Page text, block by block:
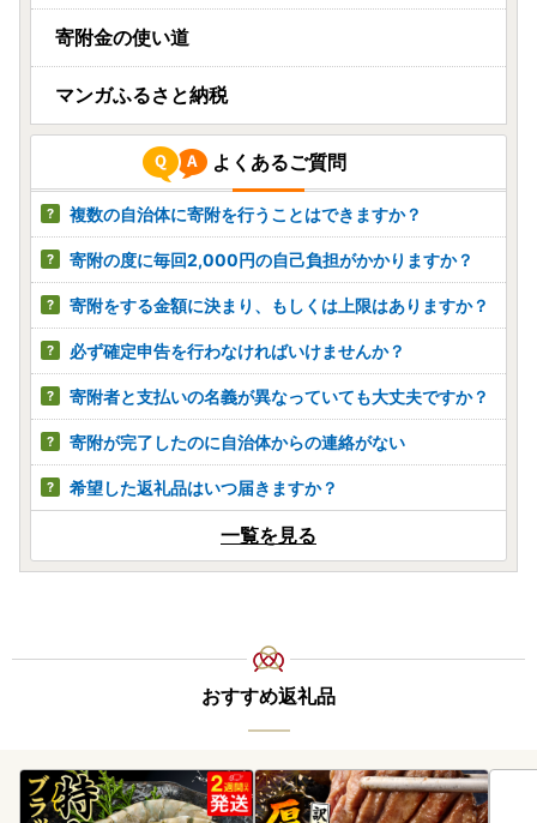
寄附金の使い道
マンガふるさと納税
よくあるご質問
複数の自治体に寄附を行うことはできますか？
寄附の度に毎回2,000円の自己負担がかかりますか？
寄附をする金額に決まり、もしくは上限はありますか？
必ず確定申告を行わなければいけませんか？
寄附者と支払いの名義が異なっていても大丈夫ですか？
寄附が完了したのに自治体からの連絡がない
希望した返礼品はいつ届きますか？
一覧を見る
おすすめ返礼品